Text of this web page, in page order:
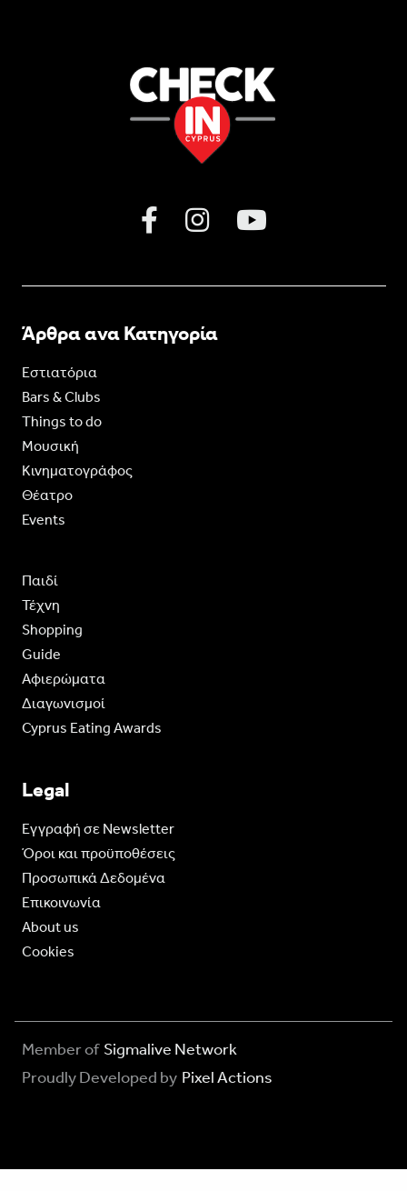
Άρθρα ανα Κατηγορία
Εστιατόρια
Bars & Clubs
Things to do
Moυσική
Κινηματογράφος
Θέατρο
Events
Παιδί
Τέχνη
Shopping
Guide
Aφιερώματα
Διαγωνισμοί
Cyprus Eating Awards
Legal
Eγγραφή σε Newsletter
Όροι και προϋποθέσεις
Προσωπικά Δεδομένα
Επικοινωνία
About us
Cookies
Member of Sigmalive Network
Proudly Developed by Pixel Actions